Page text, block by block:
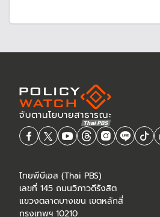
ไทยพีบีเอส (Thai PBS)
เลขที่ 145 ถนนวิภาวดีรังสิต
แขวงตลาดบางเขน เขตหลักสี่
กรุงเทพฯ 10210